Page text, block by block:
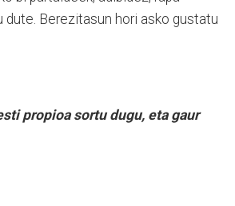
dute. Berezitasun hori asko gustatu
propioa sortu dugu, eta gaur